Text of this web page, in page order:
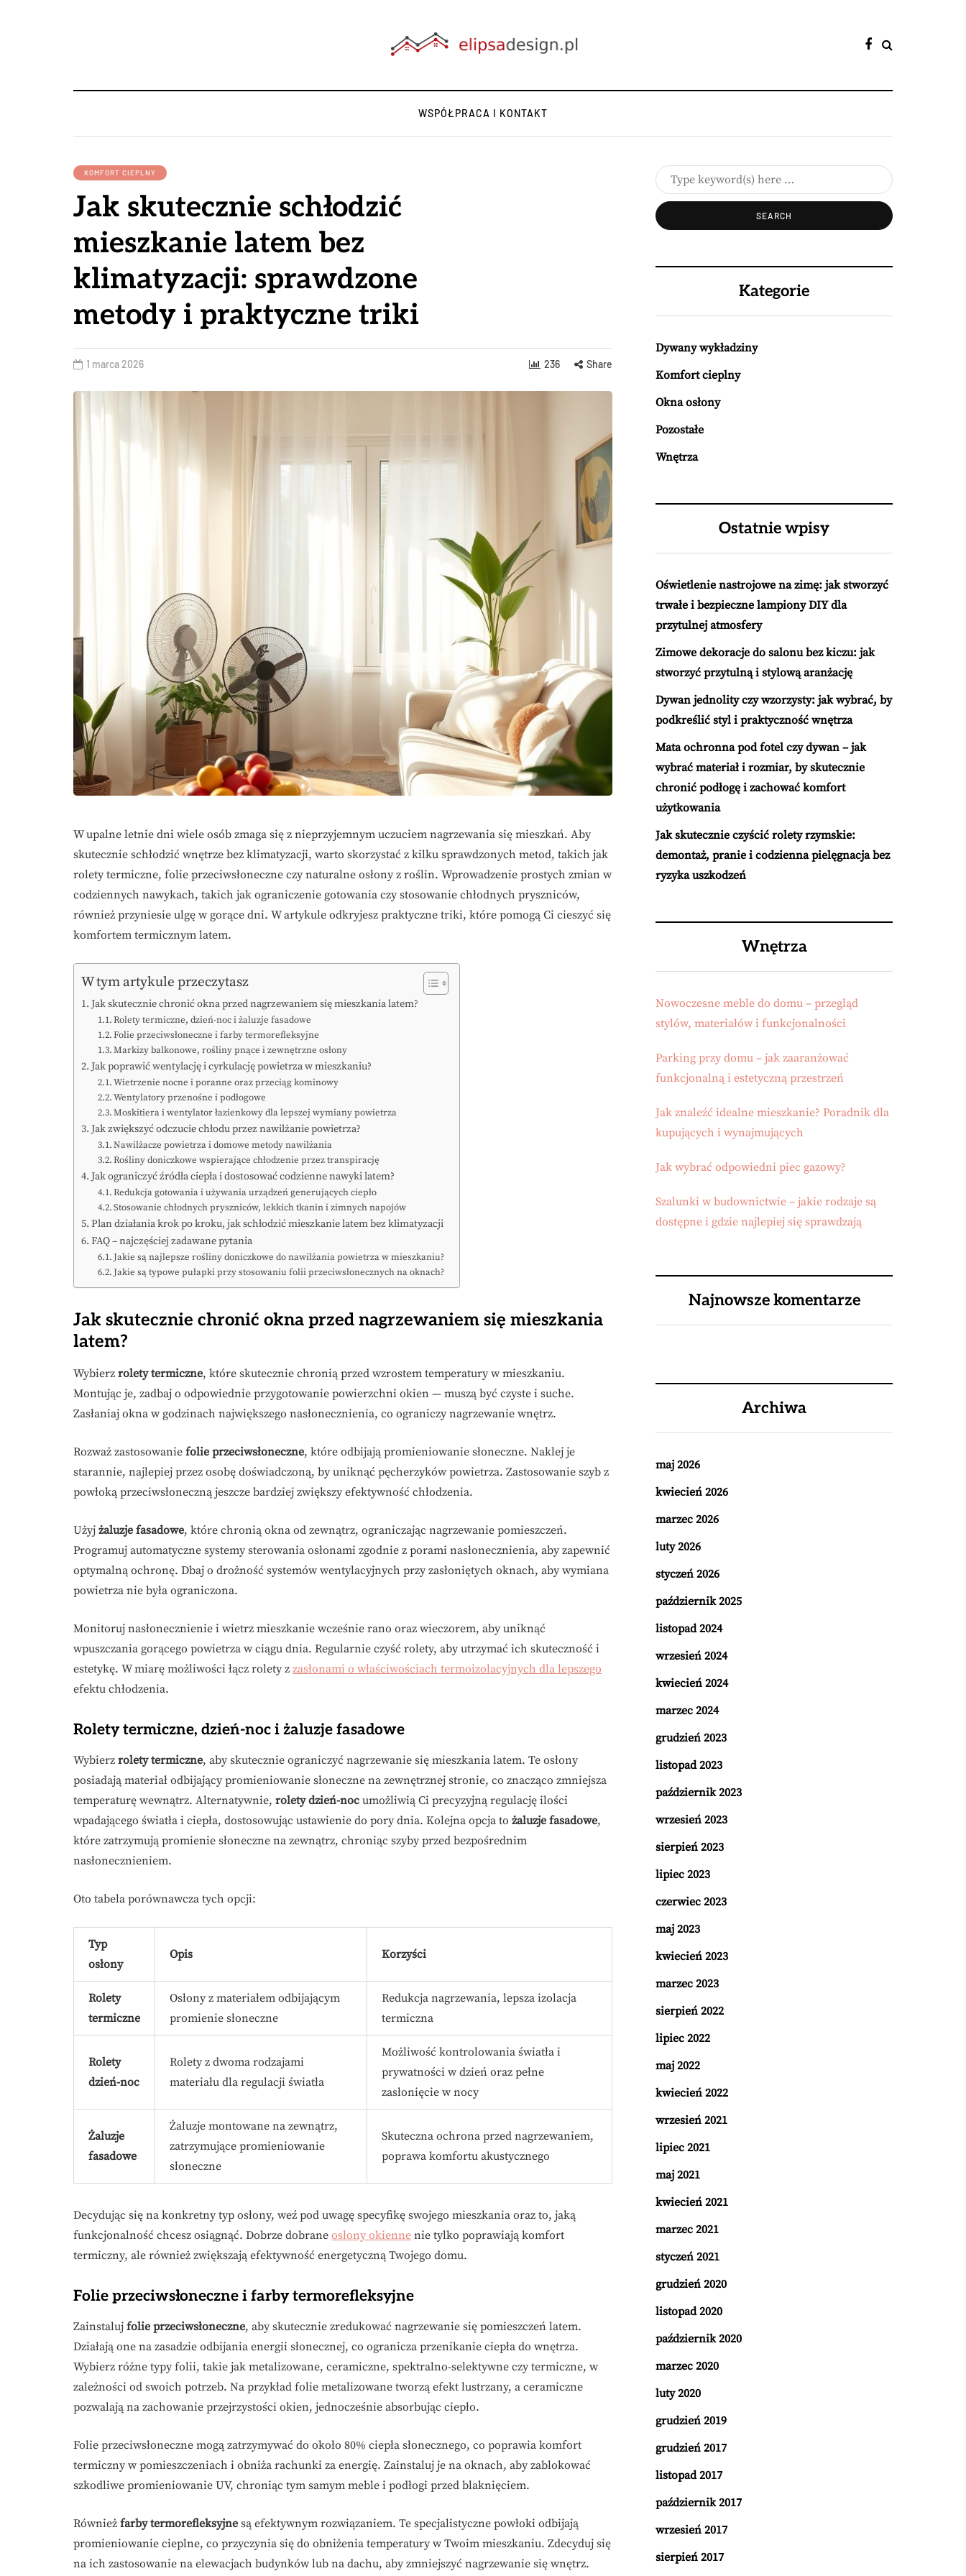
WSPÓŁPRACA I KONTAKT
KOMFORT CIEPLNY
Jak skutecznie schłodzić
mieszkanie latem bez
klimatyzacji: sprawdzone
metody i praktyczne triki
1 marca 2026 236 Share
W upalne letnie dni wiele osób zmaga się z nieprzyjemnym uczuciem nagrzewania się mieszkań. Aby
skutecznie schłodzić wnętrze bez klimatyzacji, warto skorzystać z kilku sprawdzonych metod, takich jak
rolety termiczne, folie przeciwsłoneczne czy naturalne osłony z roślin. Wprowadzenie prostych zmian w
codziennych nawykach, takich jak ograniczenie gotowania czy stosowanie chłodnych pryszniców,
również przyniesie ulgę w gorące dni. W artykule odkryjesz praktyczne triki, które pomogą Ci cieszyć się
komfortem termicznym latem.
W tym artykule przeczytasz
Jak skutecznie chronić okna przed nagrzewaniem się mieszkania latem?
Rolety termiczne, dzień-noc i żaluzje fasadowe
Folie przeciwsłoneczne i farby termorefleksyjne
Markizy balkonowe, rośliny pnące i zewnętrzne osłony
Jak poprawić wentylację i cyrkulację powietrza w mieszkaniu?
Wietrzenie nocne i poranne oraz przeciąg kominowy
Wentylatory przenośne i podłogowe
Moskitiera i wentylator łazienkowy dla lepszej wymiany powietrza
Jak zwiększyć odczucie chłodu przez nawilżanie powietrza?
Nawilżacze powietrza i domowe metody nawilżania
Rośliny doniczkowe wspierające chłodzenie przez transpirację
Jak ograniczyć źródła ciepła i dostosować codzienne nawyki latem?
Redukcja gotowania i używania urządzeń generujących ciepło
Stosowanie chłodnych pryszniców, lekkich tkanin i zimnych napojów
Plan działania krok po kroku, jak schłodzić mieszkanie latem bez klimatyzacji
FAQ – najczęściej zadawane pytania
Jakie są najlepsze rośliny doniczkowe do nawilżania powietrza w mieszkaniu?
Jakie są typowe pułapki przy stosowaniu folii przeciwsłonecznych na oknach?
Jak skutecznie chronić okna przed nagrzewaniem się mieszkania
latem?
Wybierz rolety termiczne, które skutecznie chronią przed wzrostem temperatury w mieszkaniu.
Montując je, zadbaj o odpowiednie przygotowanie powierzchni okien — muszą być czyste i suche.
Zasłaniaj okna w godzinach największego nasłonecznienia, co ograniczy nagrzewanie wnętrz.
Rozważ zastosowanie folie przeciwsłoneczne, które odbijają promieniowanie słoneczne. Naklej je
starannie, najlepiej przez osobę doświadczoną, by uniknąć pęcherzyków powietrza. Zastosowanie szyb z
powłoką przeciwsłoneczną jeszcze bardziej zwiększy efektywność chłodzenia.
Użyj żaluzje fasadowe, które chronią okna od zewnątrz, ograniczając nagrzewanie pomieszczeń.
Programuj automatyczne systemy sterowania osłonami zgodnie z porami nasłonecznienia, aby zapewnić
optymalną ochronę. Dbaj o drożność systemów wentylacyjnych przy zasłoniętych oknach, aby wymiana
powietrza nie była ograniczona.
Monitoruj nasłonecznienie i wietrz mieszkanie wcześnie rano oraz wieczorem, aby uniknąć
wpuszczania gorącego powietrza w ciągu dnia. Regularnie czyść rolety, aby utrzymać ich skuteczność i
estetykę. W miarę możliwości łącz rolety z zasłonami o właściwościach termoizolacyjnych dla lepszego
efektu chłodzenia.
Rolety termiczne, dzień-noc i żaluzje fasadowe
Wybierz rolety termiczne, aby skutecznie ograniczyć nagrzewanie się mieszkania latem. Te osłony
posiadają materiał odbijający promieniowanie słoneczne na zewnętrznej stronie, co znacząco zmniejsza
temperaturę wewnątrz. Alternatywnie, rolety dzień-noc umożliwią Ci precyzyjną regulację ilości
wpadającego światła i ciepła, dostosowując ustawienie do pory dnia. Kolejna opcja to żaluzje fasadowe,
które zatrzymują promienie słoneczne na zewnątrz, chroniąc szyby przed bezpośrednim
nasłonecznieniem.
Oto tabela porównawcza tych opcji:
Typ
osłony
Opis Korzyści
Rolety
termiczne
Osłony z materiałem odbijającym
promienie słoneczne
Redukcja nagrzewania, lepsza izolacja
termiczna
Rolety
dzień-noc
Rolety z dwoma rodzajami
materiału dla regulacji światła
Możliwość kontrolowania światła i
prywatności w dzień oraz pełne
zasłonięcie w nocy
Żaluzje
fasadowe
Żaluzje montowane na zewnątrz,
zatrzymujące promieniowanie
słoneczne
Skuteczna ochrona przed nagrzewaniem,
poprawa komfortu akustycznego
Decydując się na konkretny typ osłony, weź pod uwagę specyfikę swojego mieszkania oraz to, jaką
funkcjonalność chcesz osiągnąć. Dobrze dobrane osłony okienne nie tylko poprawiają komfort
termiczny, ale również zwiększają efektywność energetyczną Twojego domu.
Folie przeciwsłoneczne i farby termorefleksyjne
Zainstaluj folie przeciwsłoneczne, aby skutecznie zredukować nagrzewanie się pomieszczeń latem.
Działają one na zasadzie odbijania energii słonecznej, co ogranicza przenikanie ciepła do wnętrza.
Wybierz różne typy folii, takie jak metalizowane, ceramiczne, spektralno-selektywne czy termiczne, w
zależności od swoich potrzeb. Na przykład folie metalizowane tworzą efekt lustrzany, a ceramiczne
pozwalają na zachowanie przejrzystości okien, jednocześnie absorbując ciepło.
Folie przeciwsłoneczne mogą zatrzymywać do około 80% ciepła słonecznego, co poprawia komfort
termiczny w pomieszczeniach i obniża rachunki za energię. Zainstaluj je na oknach, aby zablokować
szkodliwe promieniowanie UV, chroniąc tym samym meble i podłogi przed blaknięciem.
Również farby termorefleksyjne są efektywnym rozwiązaniem. Te specjalistyczne powłoki odbijają
promieniowanie cieplne, co przyczynia się do obniżenia temperatury w Twoim mieszkaniu. Zdecyduj się
na ich zastosowanie na elewacjach budynków lub na dachu, aby zmniejszyć nagrzewanie się wnętrz.
Kategorie
Dywany wykładziny
Komfort cieplny
Okna osłony
Pozostałe
Wnętrza
Ostatnie wpisy
Oświetlenie nastrojowe na zimę: jak stworzyć
trwałe i bezpieczne lampiony DIY dla
przytulnej atmosfery
Zimowe dekoracje do salonu bez kiczu: jak
stworzyć przytulną i stylową aranżację
Dywan jednolity czy wzorzysty: jak wybrać, by
podkreślić styl i praktyczność wnętrza
Mata ochronna pod fotel czy dywan – jak
wybrać materiał i rozmiar, by skutecznie
chronić podłogę i zachować komfort
użytkowania
Jak skutecznie czyścić rolety rzymskie:
demontaż, pranie i codzienna pielęgnacja bez
ryzyka uszkodzeń
Wnętrza
Nowoczesne meble do domu – przegląd
stylów, materiałów i funkcjonalności
Parking przy domu – jak zaaranżować
funkcjonalną i estetyczną przestrzeń
Jak znaleźć idealne mieszkanie? Poradnik dla
kupujących i wynajmujących
Jak wybrać odpowiedni piec gazowy?
Szalunki w budownictwie – jakie rodzaje są
dostępne i gdzie najlepiej się sprawdzają
Najnowsze komentarze
Archiwa
maj 2026
kwiecień 2026
marzec 2026
luty 2026
styczeń 2026
październik 2025
listopad 2024
wrzesień 2024
kwiecień 2024
marzec 2024
grudzień 2023
listopad 2023
październik 2023
wrzesień 2023
sierpień 2023
lipiec 2023
czerwiec 2023
maj 2023
kwiecień 2023
marzec 2023
sierpień 2022
lipiec 2022
maj 2022
kwiecień 2022
wrzesień 2021
lipiec 2021
maj 2021
kwiecień 2021
marzec 2021
styczeń 2021
grudzień 2020
listopad 2020
październik 2020
marzec 2020
luty 2020
grudzień 2019
grudzień 2017
listopad 2017
październik 2017
wrzesień 2017
sierpień 2017